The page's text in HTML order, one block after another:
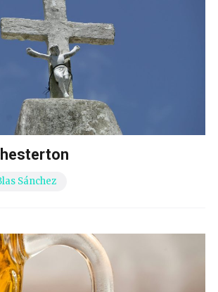
Sánchez